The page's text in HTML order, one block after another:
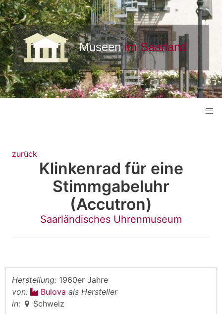
zurück
Klinkenrad für eine
Stimmgabeluhr
(Accutron)
Saarländisches Uhrenmuseum
Herstellung: 1960er Jahre
von:
Bulova als Hersteller
in:
Schweiz